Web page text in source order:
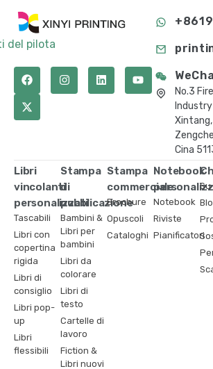
del pilota
No.3
Cina
Libri
vincolanti
personalizzati
Tascabili
Libri con
copertina
rigida
Libri di
consiglio
Libri pop-
up
Libri
flessibili
Stampa
di
pubblicazione
Bambini &
Libri per
bambini
Libri da
colorare
Libri di
testo
Cartelle di
lavoro
Fiction &
Libri nuovi
Stampa
commerciale
Brochure
Opuscoli
Cataloghi
Notebook
Notebook
Riviste
Pianificatori
Su